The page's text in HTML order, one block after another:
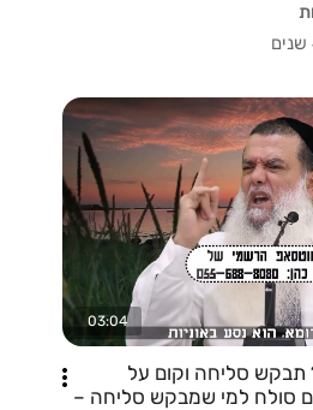
03:04
סליחה וקום על
סולח למי שמבקש סליחה –